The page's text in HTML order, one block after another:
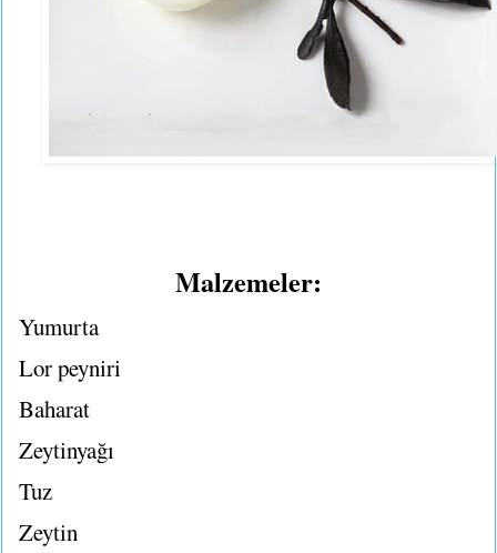
Malzemeler:
Yumurta
Lor peyniri
Baharat
Zeytinyağı
Tuz
Zeytin